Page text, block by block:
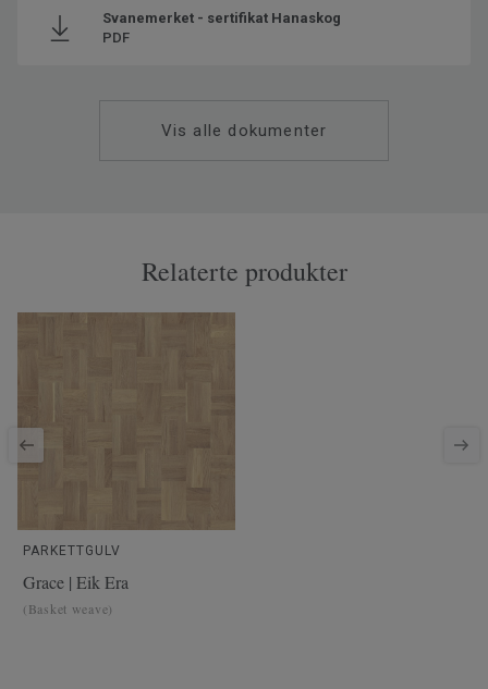
Svanemerket - sertifikat Hanaskog
PDF
Vis alle dokumenter
Relaterte produkter
PARKETTGULV
Grace | Eik Era
(Basket weave)